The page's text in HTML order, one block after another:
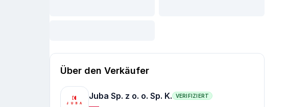
Über den Verkäufer
Juba Sp. z o. o. Sp. K. VERIFIZIERT